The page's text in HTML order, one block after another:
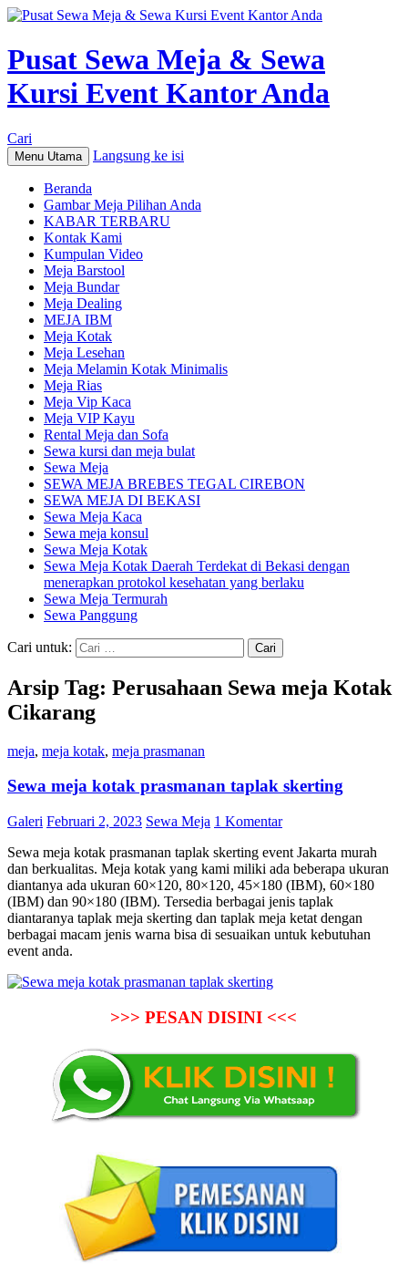
Pusat Sewa Meja & Sewa
Kursi Event Kantor Anda
Cari
Menu Utama Langsung ke isi
Beranda
Gambar Meja Pilihan Anda
KABAR TERBARU
Kontak Kami
Kumpulan Video
Meja Barstool
Meja Bundar
Meja Dealing
MEJA IBM
Meja Kotak
Meja Lesehan
Meja Melamin Kotak Minimalis
Meja Rias
Meja Vip Kaca
Meja VIP Kayu
Rental Meja dan Sofa
Sewa kursi dan meja bulat
Sewa Meja
SEWA MEJA BREBES TEGAL CIREBON
SEWA MEJA DI BEKASI
Sewa Meja Kaca
Sewa meja konsul
Sewa Meja Kotak
Sewa Meja Kotak Daerah Terdekat di Bekasi dengan
menerapkan protokol kesehatan yang berlaku
Sewa Meja Termurah
Sewa Panggung
Cari untuk:
Arsip Tag: Perusahaan Sewa meja Kotak
Cikarang
meja, meja kotak, meja prasmanan
Sewa meja kotak prasmanan taplak skerting
Galeri Februari 2, 2023 Sewa Meja 1 Komentar
Sewa meja kotak prasmanan taplak skerting event Jakarta murah
dan berkualitas. Meja kotak yang kami miliki ada beberapa ukuran
diantanya ada ukuran 60×120, 80×120, 45×180 (IBM), 60×180
(IBM) dan 90×180 (IBM). Tersedia berbagai jenis taplak
diantaranya taplak meja skerting dan taplak meja ketat dengan
berbagai macam jenis warna bisa di sesuaikan untuk kebutuhan
event anda.
>>> PESAN DISINI <<<